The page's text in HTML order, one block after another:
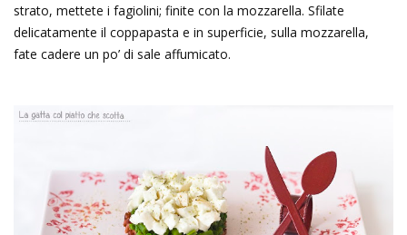
strato, mettete i fagiolini; finite con la mozzarella. Sfilate
delicatamente il coppapasta e in superficie, sulla mozzarella,
fate cadere un po’ di sale affumicato.